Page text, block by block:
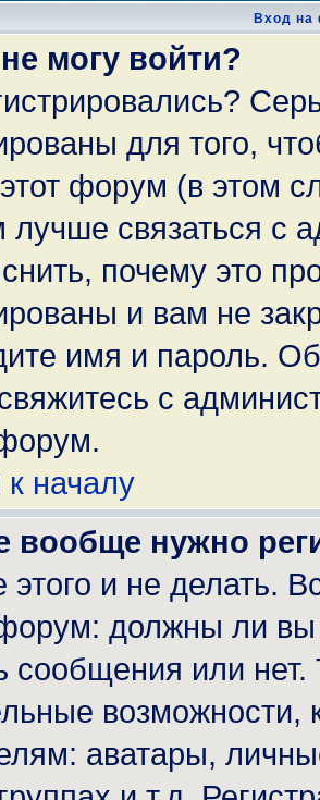
Вход на
могу войти?
для того,
форум (в этом
лучше связаться с
почему это
и вам не
имя и пароль.
с
к началу
вообще нужно
и не делать.
должны ли вы
сообщения или
аватары,